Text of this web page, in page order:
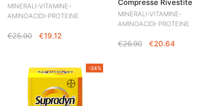
MINERALI-VITAMINE-
AMINOACIDI-PROTEINE
€25.90
IL
ERA:
€25.90.
€19.12
È:
€19.12.
Compresse Rivestite
MINERALI-VITAMINE-
AMINOACIDI-PROTEINE
€26.90
IL
€20.64
-24%